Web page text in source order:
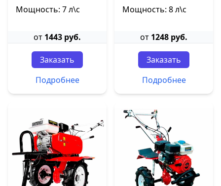
Мощность: 7 л\с
от 1443 руб.
Заказать
Подробнее
Мощность: 8 л\с
от 1248 руб.
Заказать
Подробнее